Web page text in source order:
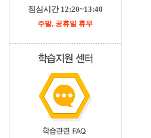
점심시간 12:20~13:40
주말, 공휴일 휴무